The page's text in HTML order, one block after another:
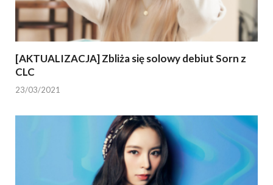
[AKTUALIZACJA] Zbliża się solowy debiut Sorn z
CLC
23/03/2021